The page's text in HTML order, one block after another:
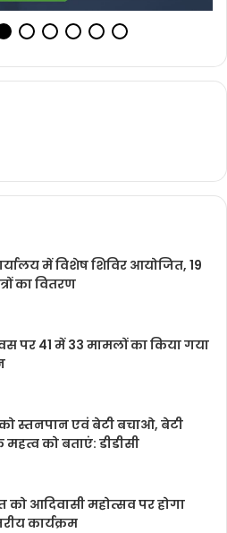
में विशेष शिविर आयोजित, 19
का वितरण
पर 41 में 33 मामलों का किया गया
स्तनपान एवं बेटी बचाओ, बेटी
को बताएं: डीडीसी
को आदिवासी महोत्सव पर होगा
कार्यक्रम